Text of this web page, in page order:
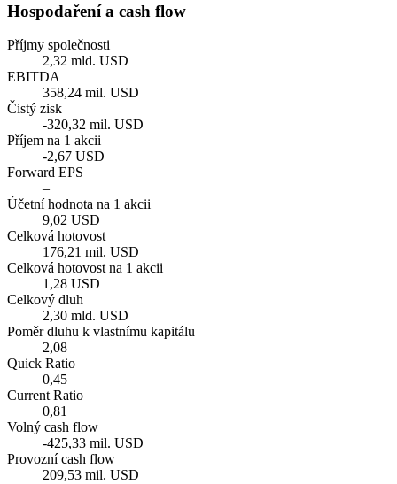
Hospodaření a cash flow
Příjmy společnosti
2,32 mld. USD
EBITDA
358,24 mil. USD
Čistý zisk
-320,32 mil. USD
Příjem na 1 akcii
-2,67 USD
Forward EPS
–
Účetní hodnota na 1 akcii
9,02 USD
Celková hotovost
176,21 mil. USD
Celková hotovost na 1 akcii
1,28 USD
Celkový dluh
2,30 mld. USD
Poměr dluhu k vlastnímu kapitálu
2,08
Quick Ratio
0,45
Current Ratio
0,81
Volný cash flow
-425,33 mil. USD
Provozní cash flow
209,53 mil. USD